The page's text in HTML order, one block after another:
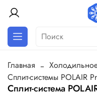
Главная
Сплит-системы POLAIR
Сплит-система